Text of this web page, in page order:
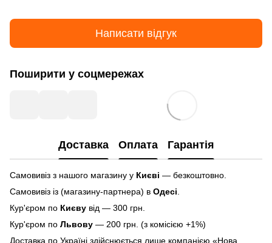
Написати відгук
Поширити у соцмережах
Доставка Оплата Гарантія
Самовивіз з нашого магазину у Києві — безкоштовно.
Самовивіз із (магазину-партнера) в Одесі
Кур'єром по Києву від — 300 грн.
Кур'єром по Львову — 200 грн. (з комісією +1%)
Доставка по Україні здійснюється лише компанією «Нова